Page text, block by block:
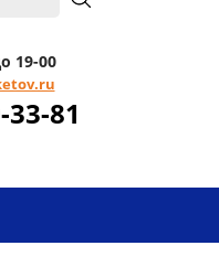
19-00
81